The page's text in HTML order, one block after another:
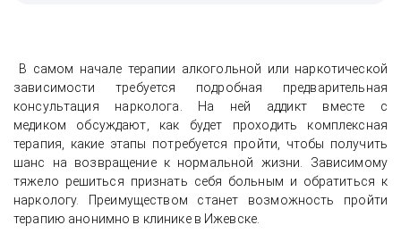
В самом начале терапии алкогольной или наркотической
зависимости требуется подробная предварительная
консультация нарколога. На ней аддикт вместе с
медиком обсуждают, как будет проходить комплексная
терапия, какие этапы потребуется пройти, чтобы получить
шанс на возвращение к нормальной жизни. Зависимому
тяжело решиться признать себя больным и обратиться к
наркологу. Преимуществом станет возможность пройти
терапию анонимно в клинике в Ижевске.